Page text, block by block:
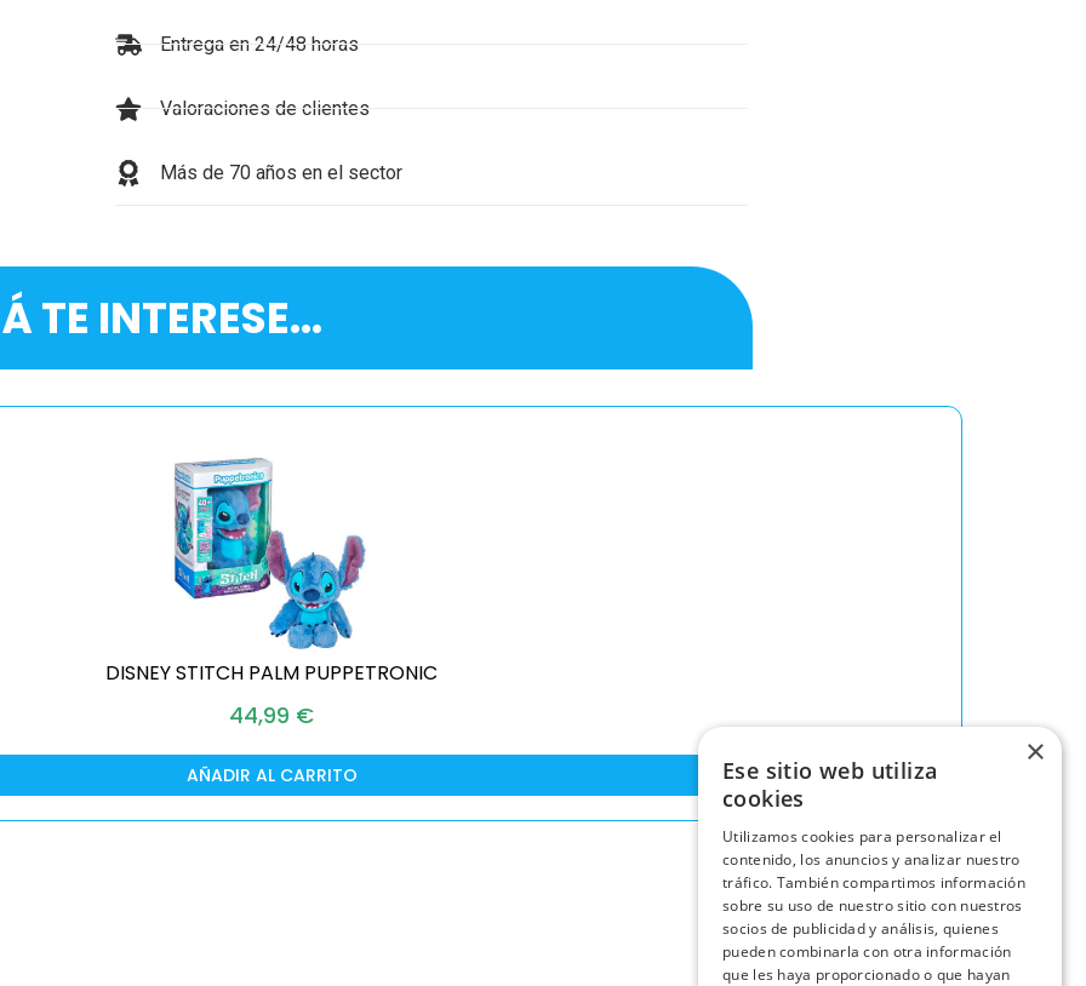
Entrega en 24/48 horas
Valoraciones de clientes
Más de 70 años en el sector
TE INTERESE...
DISNEY STITCH PALM PUPPETRONIC
44,99 €
AÑADIR AL CARRITO
×
Ese sitio web utiliza
cookies
Utilizamos cookies para personalizar el
contenido, los anuncios y analizar nuestro
tráfico. También compartimos información
sobre su uso de nuestro sitio con nuestros
socios de publicidad y análisis, quienes
pueden combinarla con otra información
que les haya proporcionado o que hayan